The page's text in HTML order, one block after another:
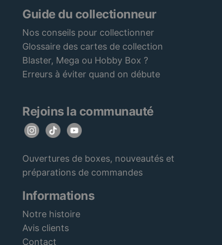
Guide du collectionneur
Nos conseils pour collectionner
Glossaire des cartes de collection
Blaster, Mega ou Hobby Box ?
Erreurs à éviter quand on débute
Rejoins la communauté
Ouvertures de boxes, nouveautés et
préparations de commandes
Informations
Notre histoire
Avis clients
Contact